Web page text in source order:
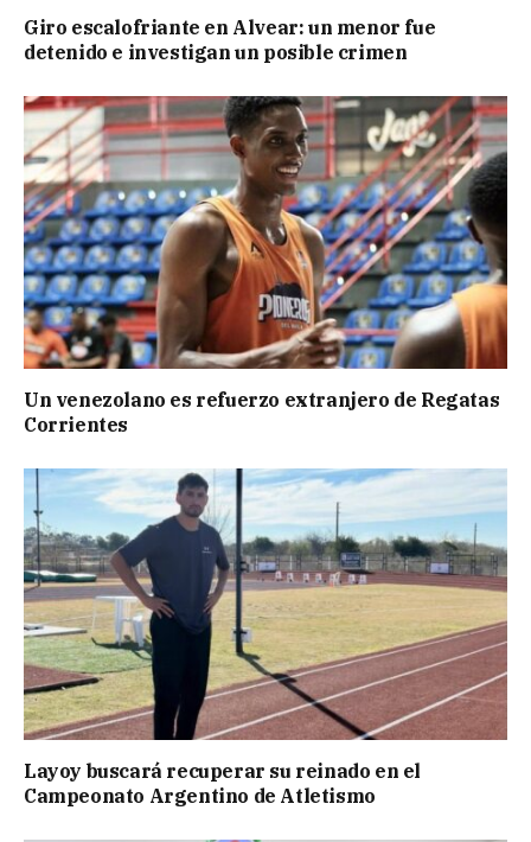
Giro escalofriante en Alvear: un menor fue
detenido e investigan un posible crimen
Un venezolano es refuerzo extranjero de Regatas
Corrientes
Layoy buscará recuperar su reinado en el
Campeonato Argentino de Atletismo